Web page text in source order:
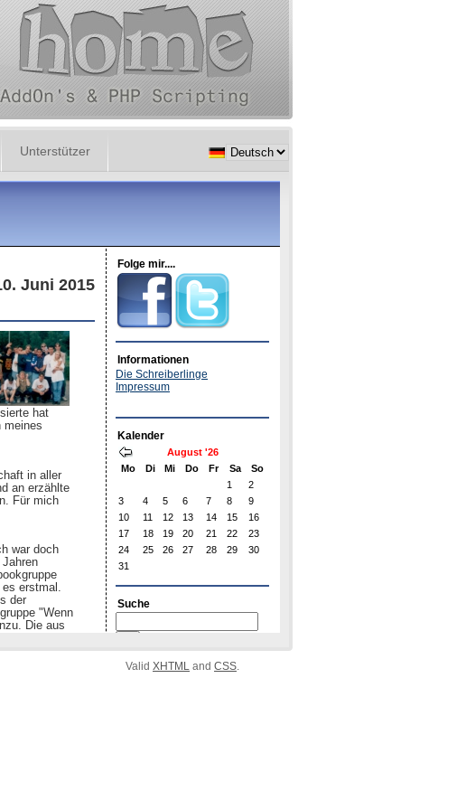
Unterstützer
Valid XHTML and CSS.